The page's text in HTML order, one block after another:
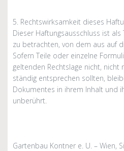
5. Rechtswirksamkeit dieses
Dieser Haftungsausschluss ist
zu betrachten, von dem aus auf
Sofern Teile oder einzelne
geltenden Rechtslage nicht, nicht
ständig entsprechen sollten,
Dokumentes in ihrem Inhalt und
unberührt.
Gartenbau Kontner e. U. – Wien,